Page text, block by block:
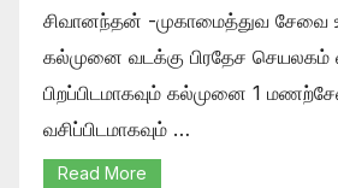
சிவானந்தன் -முகாமைத்துவ சேவை
கல்முனை வடக்கு பிரதேச
பிறப்பிடமாகவும் கல்முனை 1
வசிப்பிடமாகவும் …
Read More